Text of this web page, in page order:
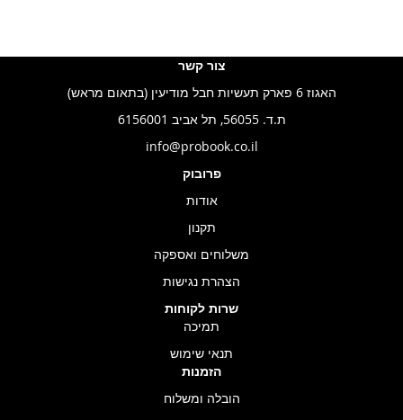
צור קשר
האגוז 6 פארק תעשיות חבל מודיעין (בתאום מראש)
ת.ד. 56055, תל אביב 6156001
info@probook.co.il
פרובוק
אודות
תקנון
משלוחים ואספקה
הצהרת נגישות
שרות לקוחות
תמיכה
תנאי שימוש
הזמנות
הובלה ומשלוח